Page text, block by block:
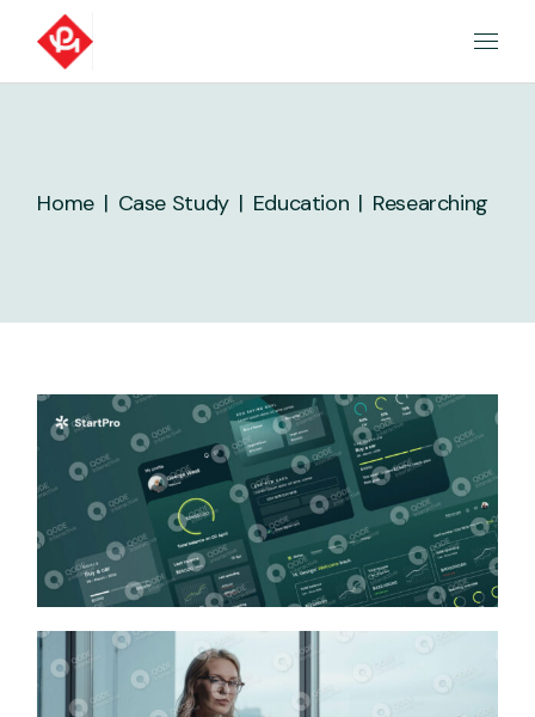
content
Home Case Study Education Researching